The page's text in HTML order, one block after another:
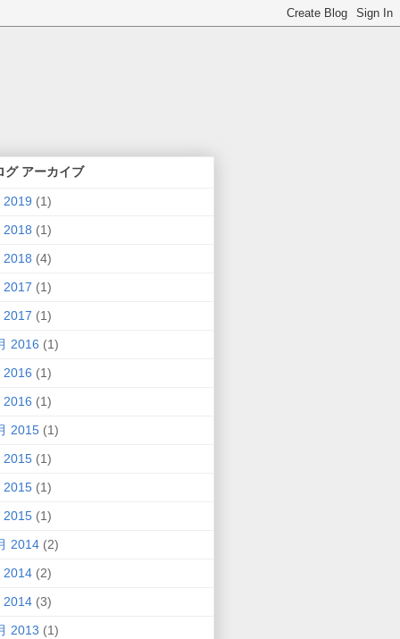
グ アーカイブ
2019 (1)
2018 (1)
2018 (4)
2017 (1)
2017 (1)
2016 (1)
2016 (1)
2016 (1)
2015 (1)
2015 (1)
2015 (1)
2015 (1)
2014 (2)
2014 (2)
2014 (3)
2013 (1)